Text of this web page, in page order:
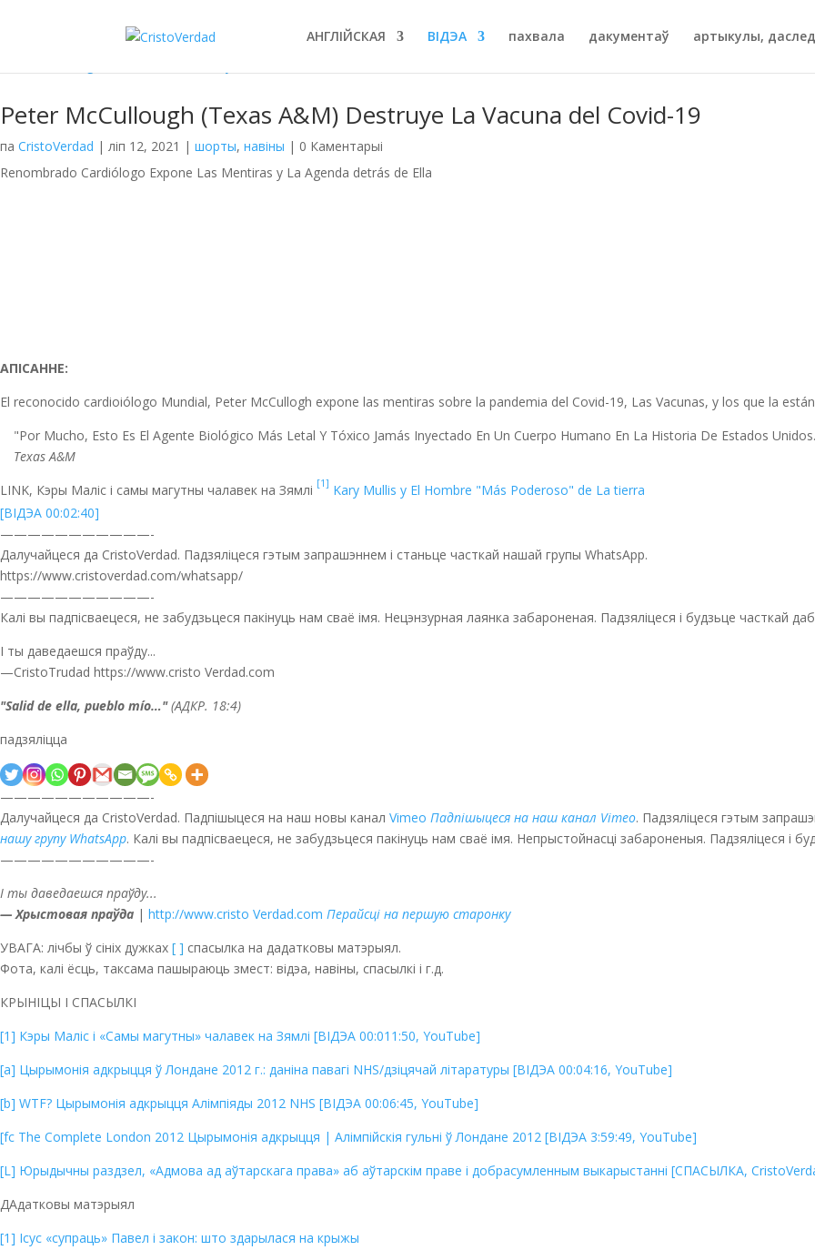
АНГЛІЙСКАЯ ВІДЭА пахвала дакументаў артыкулы,
Peter McCullough (Texas A&M) Destruye La Vacuna del Covid-19
па CristoVerdad | ліп 12, 2021 | шорты, навіны | 0 Каментарыі
Renombrado Cardiólogo Expone Las Mentiras y La Agenda detrás de Ella
АПІСАННЕ:
El reconocido cardioiólogo Mundial, Peter McCullogh expone las mentiras sobre la pandemia del Covid-19, Las Vacunas, y los que la
"Por Mucho, Esto Es El Agente Biológico Más Letal Y Tóxico Jamás Inyectado En Un Cuerpo Humano En La Historia De Estados
Texas A&M
LINK, Кэры Маліс і самы магутны чалавек на Зямлі [1] Kary Mullis y El Hombre "Más Poderoso" de La tierra
[ВІДЭА 00:02:40]
———————————-
Далучайцеся да CristoVerdad. Падзяліцеся гэтым запрашэннем і станьце часткай нашай групы WhatsApp.
https://www.cristoverdad.com/whatsapp/
———————————-
Калі вы падпісваецеся, не забудзьцеся пакінуць нам сваё імя. Нецэнзурная лаянка забароненая. Падзяліцеся і будзьце часткай
І ты даведаешся праўду...
—CristoTrudad https://www.cristo Verdad.com
"Salid de ella, pueblo mío…"(АДКР. 18:4)
падзяліцца
———————————-
Далучайцеся да CristoVerdad. Падпішыцеся на наш новы канал Vimeo Падпішыцеся на наш канал Vimeo. Падзяліцеся гэтым
нашу групу WhatsApp. Калі вы падпісваецеся, не забудзьцеся пакінуць нам сваё імя. Непрыстойнасці забароненыя. Падзяліцеся і
———————————-
І ты даведаешся праўду...
— Хрыстовая праўда | http://www.cristo Verdad.com Перайсці на першую старонку
УВАГА: лічбы ў сініх дужках [ ] спасылка на дадатковы матэрыял.
Фота, калі ёсць, таксама пашыраюць змест: відэа, навіны, спасылкі і г.д.
КРЫНІЦЫ І СПАСЫЛКІ
[1] Кэры Маліс і «Самы магутны» чалавек на Зямлі [ВІДЭА 00:011:50, YouTube]
[a] Цырымонія адкрыцця ў Лондане 2012 г.: даніна павагі NHS/дзіцячай літаратуры [ВІДЭА 00:04:16, YouTube]
[b] WTF? Цырымонія адкрыцця Алімпіяды 2012 NHS [ВІДЭА 00:06:45, YouTube]
[fc The Complete London 2012 Цырымонія адкрыцця | Алімпійскія гульні ў Лондане 2012 [ВІДЭА 3:59:49, YouTube]
[L] Юрыдычны раздзел, «Адмова ад аўтарскага права» аб аўтарскім праве і добрасумленным выкарыстанні [СПАСЫЛКА,
ДАдатковы матэрыял
[1] Ісус «супраць» Павел і закон: што здарылася на крыжы